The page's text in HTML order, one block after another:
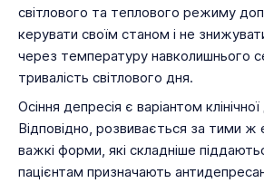
світлового та теплового режиму
керувати своїм станом і не
через температуру навколишнього
тривалість світлового дня.
Осіння депресія є варіантом клінічної
Відповідно, розвивається за тими ж
важкі форми, які складніше
пацієнтам призначають